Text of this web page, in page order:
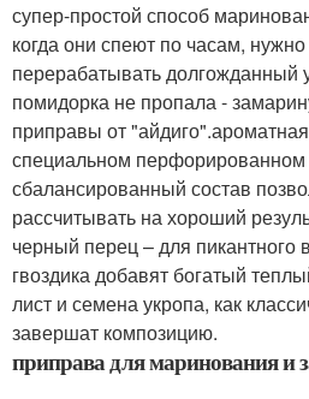
супер-простой способ
когда они спеют по часам,
перерабатывать долгожданный
помидорка не пропала -
приправы от
специальном перфорированном
сбалансированный состав
рассчитывать на хороший
черный перец – для пикантного
гвоздика добавят богатый
лист и семена укропа, как
завершат композицию.
приправа для маринования и